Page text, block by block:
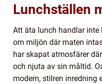
Lunchställen
Att äta lunch handlar inte
om miljön där maten
har skapat atmosfärer
och njuta av sin måltid.
modern, stilren inredning